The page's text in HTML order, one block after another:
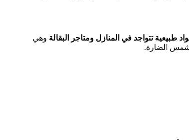
طبيعية تتواجد في المنازل ومتاجر البقالة وهي
الضارة.